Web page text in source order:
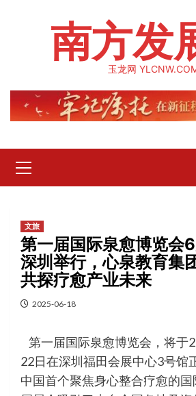
南方发
玉龙网
Menu
文旅
第一届国际泉愈博览会
深圳举行，心泉教育集
共探疗愈产业未来
2025-06-18
第一届国际泉愈博览会，将于
22日在深圳福田会展中心3号馆
中国首个聚焦身心整合疗愈的